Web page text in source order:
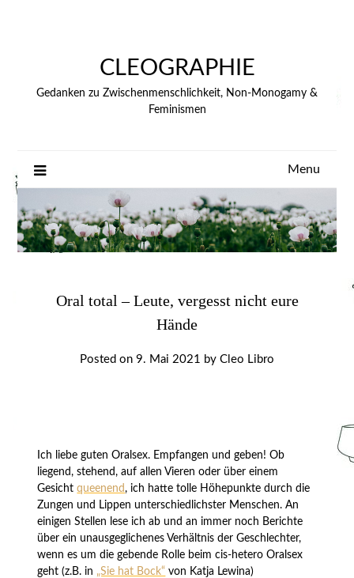
CLEOGRAPHIE
Gedanken zu Zwischenmenschlichkeit, Non-Monogamy &
Feminismen
Menu
Oral total – Leute, vergesst nicht eure
Hände
Posted on 9. Mai 2021 by Cleo Libro
Ich liebe guten Oralsex. Empfangen und geben! Ob
liegend, stehend, auf allen Vieren oder über einem
Gesichtqueenend, ich hatte tolle Höhepunkte durch die
Zungen und Lippen unterschiedlichster Menschen. An
einigen Stellen lese ich ab und an immer noch Berichte
über ein unausgeglichenes Verhältnis der Geschlechter,
wenn es um die gebende Rolle beim cis-hetero Oralsex
geht (z.B. in „Sie hat Bock“ von Katja Lewina)